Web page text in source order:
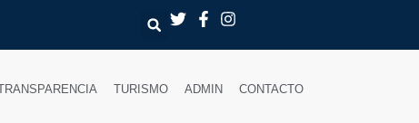
TURISMO ADMIN CONTACTO